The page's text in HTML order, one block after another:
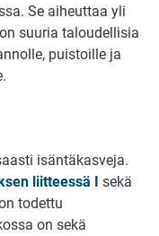
Se aiheuttaa yli
suuria taloudellisia
puistoille ja
isäntäkasveja.
liitteessä I sekä
todettu
on sekä